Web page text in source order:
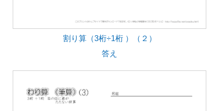
割り算（3桁÷1桁 ）（２）
答え